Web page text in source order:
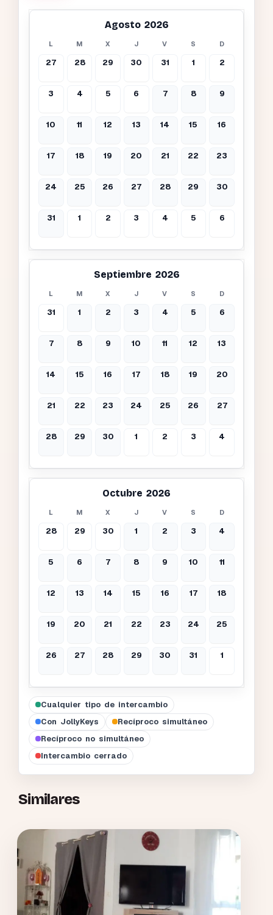
Agosto 2026
L M X J V S D
27 28 29 30 31 1 2
3 4 5 6 7 8 9
10 11 12 13 14 15 16
17 18 19 20 21 22 23
24 25 26 27 28 29 30
31 1 2 3 4 5 6
Septiembre 2026
L M X J V S D
31 1 2 3 4 5 6
7 8 9 10 11 12 13
14 15 16 17 18 19 20
21 22 23 24 25 26 27
28 29 30 1 2 3 4
Octubre 2026
L M X J V S D
28 29 30 1 2 3 4
5 6 7 8 9 10 11
12 13 14 15 16 17 18
19 20 21 22 23 24 25
26 27 28 29 30 31 1
Cualquier tipo de intercambio
Con JollyKeys
Recíproco simultáneo
Recíproco no simultáneo
Intercambio cerrado
Similares